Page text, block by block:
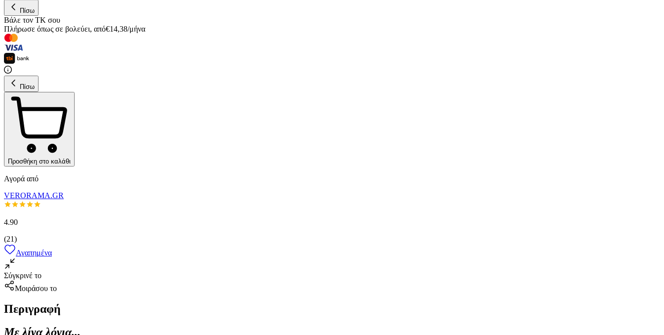
Πίσω
Βάλε τον ΤΚ σου
Πλήρωσε όπως σε βολεύει, από€14,38/μήνα
Πίσω
Προσθήκη στο καλάθι
Αγορά από
VERORAMA.GR
4.90
(21)
Αγαπημένα
Σύγκρινέ το
Μοιράσου το
Περιγραφή
Με λίγα λόγια...